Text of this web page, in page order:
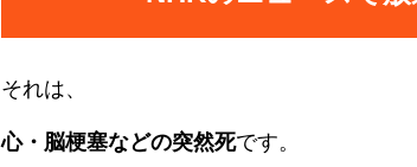
それは、
心・脳梗塞などの突然死です。